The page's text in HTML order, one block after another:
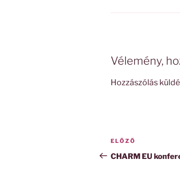
Vélemény,
Hozzászólás
Bejegyzés
navigáció
Korábbi
bejegyzés
ELŐZŐ
CHARM EU